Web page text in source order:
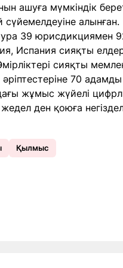
ашуға мүмкіндік
алынған.
39 юрисдикциямен
Испания сияқты
сияқты
70 адамды
жұмыс жүйелі
ден қоюға
Қылмыс